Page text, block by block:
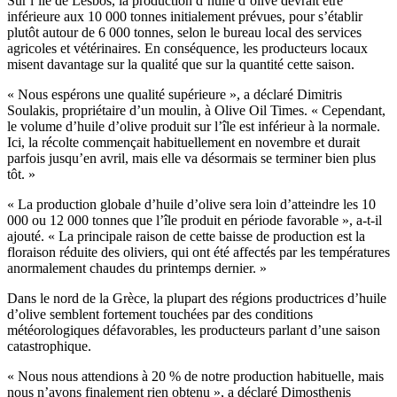
inférieure aux 10 000 tonnes initialement prévues, pour s’établir
plutôt autour de 6 000 tonnes, selon le bureau local des services
agricoles et vétérinaires. En conséquence, les producteurs locaux
misent davantage sur la qualité que sur la quantité cette saison.
« Nous espérons une qualité supérieure », a déclaré Dimitris
Soulakis, propriétaire d’un moulin, à Olive Oil Times. « Cependant,
le volume d’huile d’olive produit sur l’île est inférieur à la normale.
Ici, la récolte commençait habituellement en novembre et durait
parfois jusqu’en avril, mais elle va désormais se terminer bien plus
tôt. »
« La production globale d’huile d’olive sera loin d’atteindre les 10
000 ou 12 000 tonnes que l’île produit en période favorable », a-t-il
ajouté. « La principale raison de cette baisse de production est la
floraison réduite des oliviers, qui ont été affectés par les températures
anormalement chaudes du printemps dernier. »
Dans le nord de la Grèce, la plupart des régions productrices d’huile
d’olive semblent fortement touchées par des conditions
météorologiques défavorables, les producteurs parlant d’une saison
catastrophique.
« Nous nous attendions à 20 % de notre production habituelle, mais
nous n’avons finalement rien obtenu », a déclaré Dimosthenis